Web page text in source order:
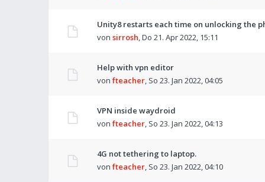
Unity8 restarts each time on unlocking the
von sirrosh,Do 21. Apr 2022, 15:11
Help with vpn editor
von fteacher, So 23. Jan 2022, 04:05
VPN inside waydroid
von fteacher, So 23. Jan 2022, 04:13
4G not tethering to laptop.
von fteacher, So 23. Jan 2022, 04:10